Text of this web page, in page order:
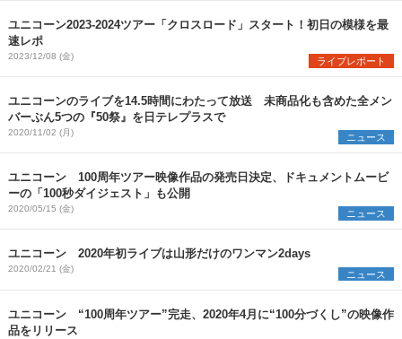
ユニコーン2023-2024ツアー「クロスロード」スタート！初日の模様を最
速レポ
2023/12/08 (金) ライブレポート
ユニコーンのライブを14.5時間にわたって放送 未商品化も含めた全メン
バーぶん5つの『50祭』を日テレプラスで
2020/11/02 (月) ニュース
ユニコーン 100周年ツアー映像作品の発売日決定、ドキュメントムービ
ーの「100秒ダイジェスト」も公開
2020/05/15 (金) ニュース
ユニコーン 2020年初ライブは山形だけのワンマン2days
2020/02/21 (金) ニュース
ユニコーン “100周年ツアー”完走、2020年4月に“100分づくし”の映像作
品をリリース